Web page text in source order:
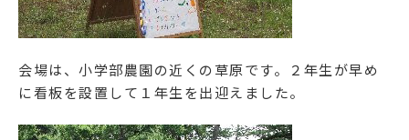
学校法人相模女子大学
相模女子大学中学部・高等部
認定こども園相模女子大学幼稚部
会場は、小学部農園の近くの草原です。２年生が早め
に看板を設置して１年生を出迎えました。